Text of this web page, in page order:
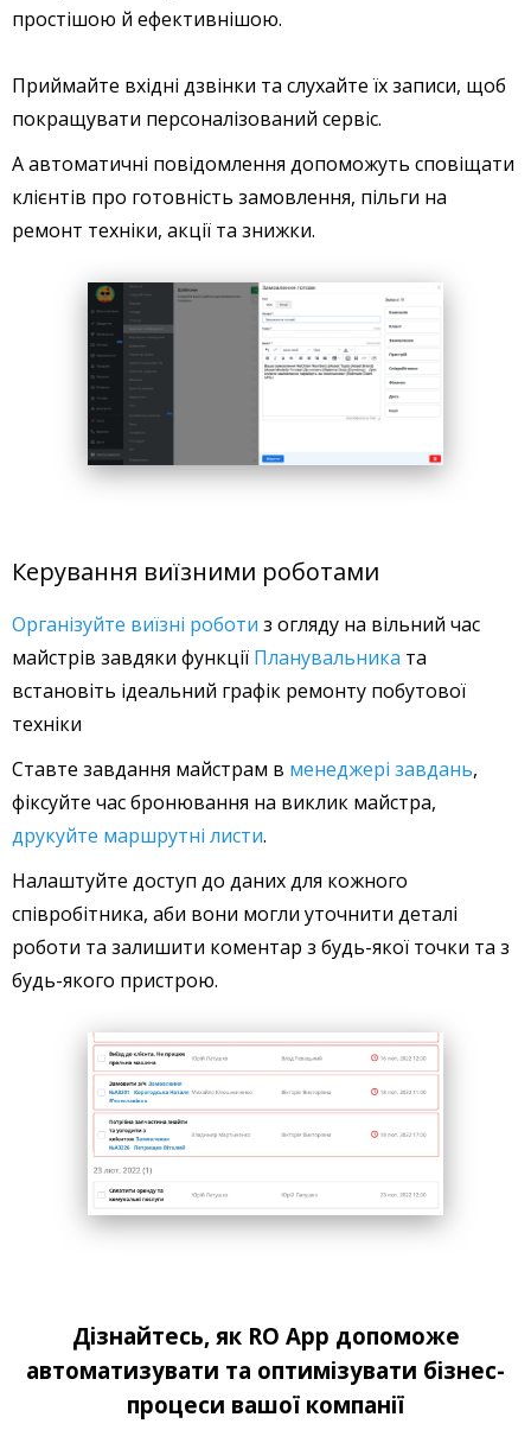
простішою й ефективнішою.
Приймайте вхідні дзвінки та слухайте їх записи, щоб
покращувати персоналізований сервіс.
А автоматичні повідомлення допоможуть сповіщати
клієнтів про готовність замовлення, пільги на
ремонт техніки, акції та знижки.
Керування виїзними роботами
Організуйте виїзні роботи з огляду на вільний час
майстрів завдяки функції Планувальника та
встановіть ідеальний графік ремонту побутової
техніки
Ставте завдання майстрам в менеджері завдань,
фіксуйте час бронювання на виклик майстра,
друкуйте маршрутні листи.
Налаштуйте доступ до даних для кожного
співробітника, аби вони могли уточнити деталі
роботи та залишити коментар з будь-якої точки та з
будь-якого пристрою.
Дізнайтесь, як RO App допоможе
автоматизувати та оптимізувати бізнес-
процеси вашої компанії